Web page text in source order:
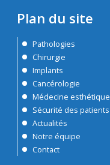
Plan du site
Pathologies
Chirurgie
Implants
Cancérologie
Médecine esthétique
Sécurité des patients
Actualités
Notre équipe
Contact